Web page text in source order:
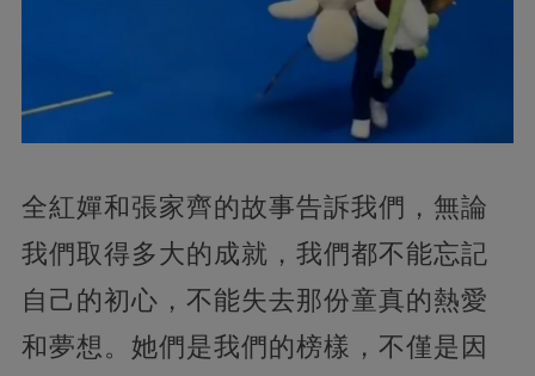
全紅嬋和張家齊的故事告訴我們，無論
我們取得多大的成就，我們都不能忘記
自己的初心，不能失去那份童真的熱愛
和夢想。她們是我們的榜樣，不僅是因